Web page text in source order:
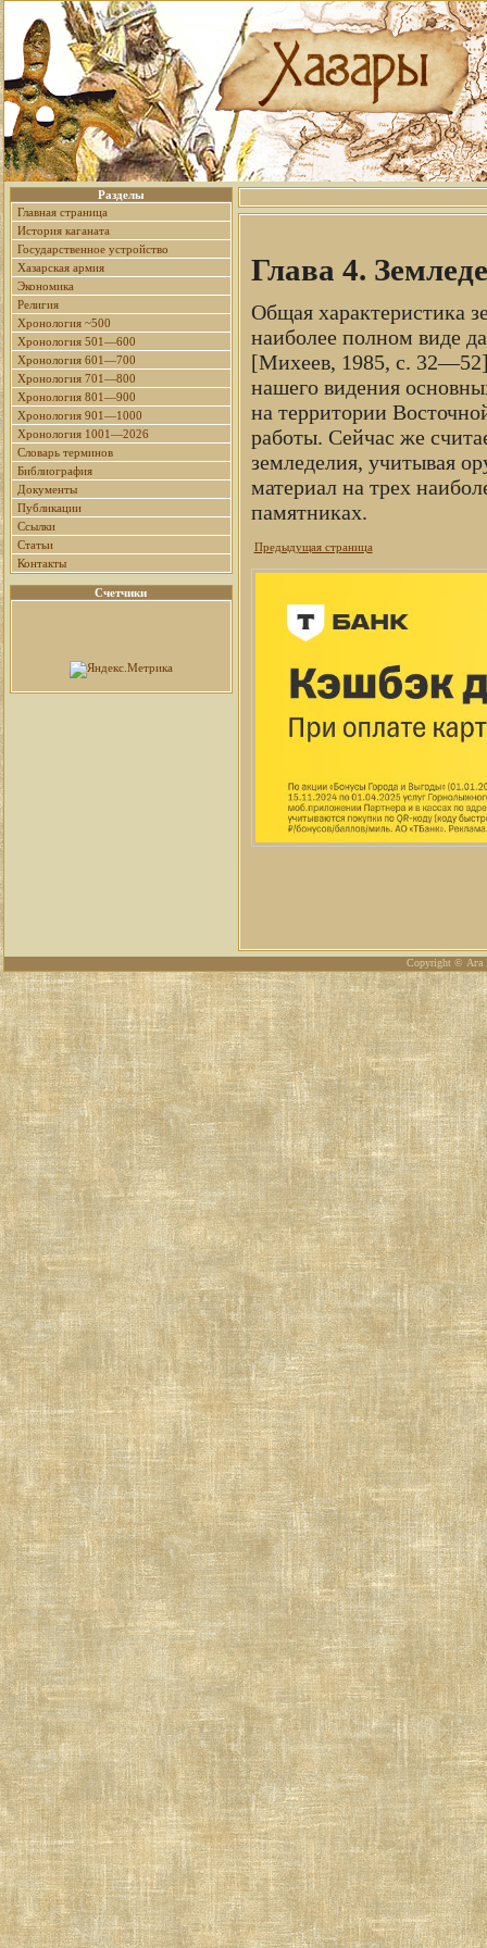
Разделы
Главная страница
История каганата
Государственное устройство
Хазарская армия
Экономика
Религия
Хронология ~500
Хронология 501—600
Хронология 601—700
Хронология 701—800
Хронология 801—900
Хронология 901—1000
Хронология 1001—2026
Словарь терминов
Библиография
Документы
Публикации
Ссылки
Статьи
Контакты
Счетчики
Глава 4.
Общая характеристика
наиболее полном виде
[Михеев, 1985, с.
нашего видения
на территории
работы. Сейчас же
земледелия, учитывая
материал на трех
памятниках.
Предыдущая страница
Copyright © Ага